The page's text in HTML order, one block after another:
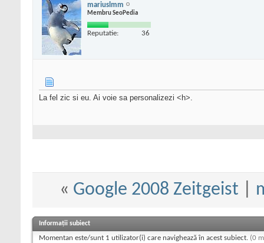
mariuslmm
Membru SeoPedia
Reputatie: 36
La fel zic si eu. Ai voie sa personalizezi <h>.
« Google 2008 Zeitgeist
Informații subiect
Momentan este/sunt 1 utilizator(i) care navighează în acest subiect. (0